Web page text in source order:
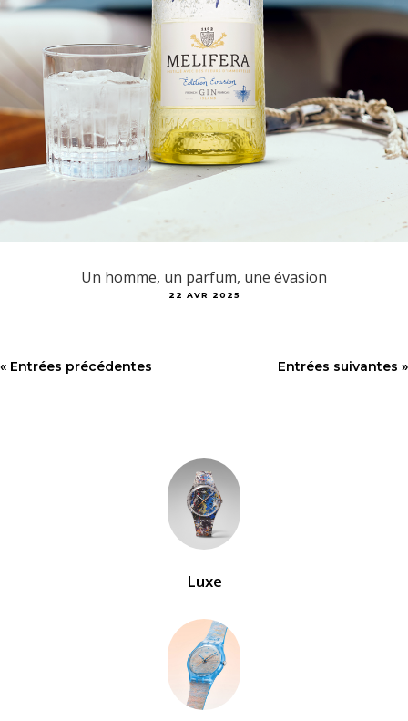
Un homme, un parfum, une évasion
22 AVR 2025
« Entrées précédentes Entrées suivantes »
Luxe